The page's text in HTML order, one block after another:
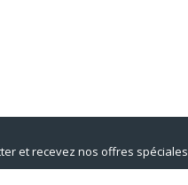
et recevez nos offres spéciales